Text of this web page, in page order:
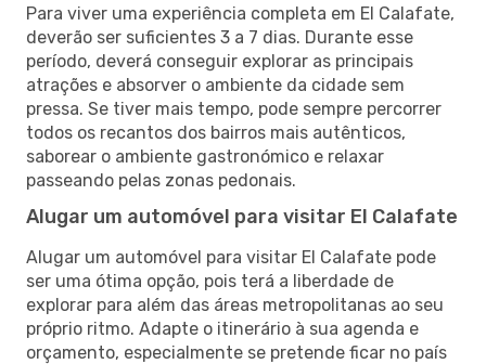
Para viver uma experiência completa em El Calafate,
deverão ser suficientes 3 a 7 dias. Durante esse
período, deverá conseguir explorar as principais
atrações e absorver o ambiente da cidade sem
pressa. Se tiver mais tempo, pode sempre percorrer
todos os recantos dos bairros mais autênticos,
saborear o ambiente gastronómico e relaxar
passeando pelas zonas pedonais.
Alugar um automóvel para visitar El Calafate
Alugar um automóvel para visitar El Calafate pode
ser uma ótima opção, pois terá a liberdade de
explorar para além das áreas metropolitanas ao seu
próprio ritmo. Adapte o itinerário à sua agenda e
orçamento, especialmente se pretende ficar no país